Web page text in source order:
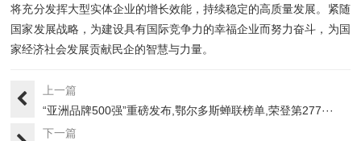
将充分发挥大型实体企业的增长效能，持续稳定的高质量发展。紧随
国家发展战略，为建设具有国际竞争力的幸福企业而努力奋斗，为国
家经济社会发展贡献民企的智慧与力量。
上一篇
“亚洲品牌500强”重磅发布,鄂尔多斯蝉联榜单,荣登第277···
下一篇